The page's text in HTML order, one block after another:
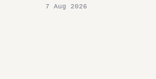
7 Aug 2026